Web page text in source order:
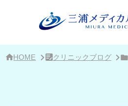
HOME クリニックブログ